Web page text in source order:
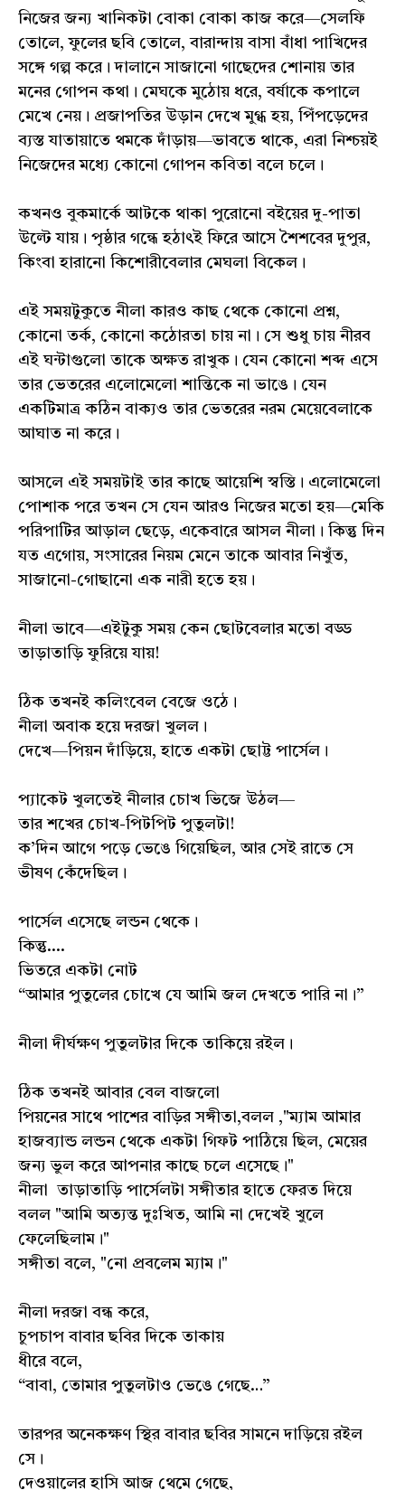
নিজের জন্য খানিকটা বোকা বোকা কাজ করে—সেলফি
তোলে, ফুলের ছবি তোলে, বারান্দায় বাসা বাঁধা পাখিদের
সঙ্গে গল্প করে। দালানে সাজানো গাছেদের শোনায় তার
মনের গোপন কথা। মেঘকে মুঠোয় ধরে, বর্ষাকে কপালে
মেখে নেয়। প্রজাপতির উড়ান দেখে মুগ্ধ হয়, পিঁপড়েদের
ব্যস্ত যাতায়াতে থমকে দাঁড়ায়—ভাবতে থাকে, এরা নিশ্চয়ই
নিজেদের মধ্যে কোনো গোপন কবিতা বলে চলে।
কখনও বুকমার্কে আটকে থাকা পুরোনো বইয়ের দু-পাতা
উল্টে যায়। পৃষ্ঠার গন্ধে হঠাৎই ফিরে আসে শৈশবের দুপুর,
কিংবা হারানো কিশোরীবেলার মেঘলা বিকেল।
এই সময়টুকুতে নীলা কারও কাছ থেকে কোনো প্রশ্ন,
কোনো তর্ক, কোনো কঠোরতা চায় না। সে শুধু চায় নীরব
এই ঘন্টাগুলো তাকে অক্ষত রাখুক। যেন কোনো শব্দ এসে
তার ভেতরের এলোমেলো শান্তিকে না ভাঙে। যেন
একটিমাত্র কঠিন বাক্যও তার ভেতরের নরম মেয়েবেলাকে
আঘাত না করে।
আসলে এই সময়টাই তার কাছে আয়েশি স্বস্তি। এলোমেলো
পোশাক পরে তখন সে যেন আরও নিজের মতো হয়—মেকি
পরিপাটির আড়াল ছেড়ে, একেবারে আসল নীলা। কিন্তু দিন
যত এগোয়, সংসারের নিয়ম মেনে তাকে আবার নিখুঁত,
সাজানো-গোছানো এক নারী হতে হয়।
নীলা ভাবে—এইটুকু সময় কেন ছোটবেলার মতো বড্ড
তাড়াতাড়ি ফুরিয়ে যায়!
ঠিক তখনই কলিংবেল বেজে ওঠে।
নীলা অবাক হয়ে দরজা খুলল।
দেখে—পিয়ন দাঁড়িয়ে, হাতে একটা ছোট্ট পার্সেল।
প্যাকেট খুলতেই নীলার চোখ ভিজে উঠল—
তার শখের চোখ-পিটপিট পুতুলটা!
ক’দিন আগে পড়ে ভেঙে গিয়েছিল, আর সেই রাতে সে
ভীষণ কেঁদেছিল।
পার্সেল এসেছে লন্ডন থেকে।
কিন্তু....
ভিতরে একটা নোট
“আমার পুতুলের চোখে যে আমি জল দেখতে পারি না।”
নীলা দীর্ঘক্ষণ পুতুলটার দিকে তাকিয়ে রইল।
ঠিক তখনই আবার বেল বাজলো
পিয়নের সাথে পাশের বাড়ির সঙ্গীতা,বলল ,"ম্যাম আমার
হাজব্যান্ড লন্ডন থেকে একটা গিফট পাঠিয়ে ছিল, মেয়ের
জন্য ভুল করে আপনার কাছে চলে এসেছে।"
নীলা তাড়াতাড়ি পার্সেলটা সঙ্গীতার হাতে ফেরত দিয়ে
বলল "আমি অত্যন্ত দুঃখিত, আমি না দেখেই খুলে
ফেলেছিলাম।"
সঙ্গীতা বলে, "নো প্রবলেম ম্যাম।"
নীলা দরজা বন্ধ করে,
চুপচাপ বাবার ছবির দিকে তাকায়
ধীরে বলে,
“বাবা, তোমার পুতুলটাও ভেঙে গেছে…”
তারপর অনেকক্ষণ স্থির বাবার ছবির সামনে দাড়িয়ে রইল
সে।
দেওয়ালের হাসি আজ থেমে গেছে,